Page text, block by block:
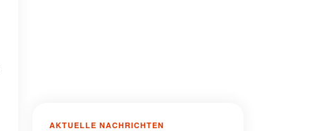
AKTUELLE NACHRICHTEN